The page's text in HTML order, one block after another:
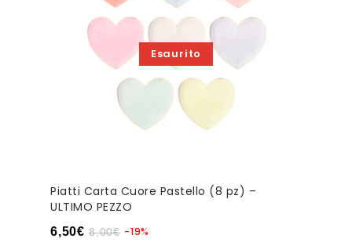
Esaurito
Piatti Carta Cuore Pastello (8 pz) –
ULTIMO PEZZO
8,00€
6,50€ -19%